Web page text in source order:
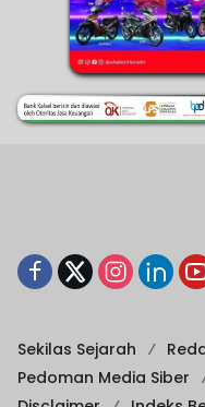
Sekilas Sejarah
Pedoman Media Siber